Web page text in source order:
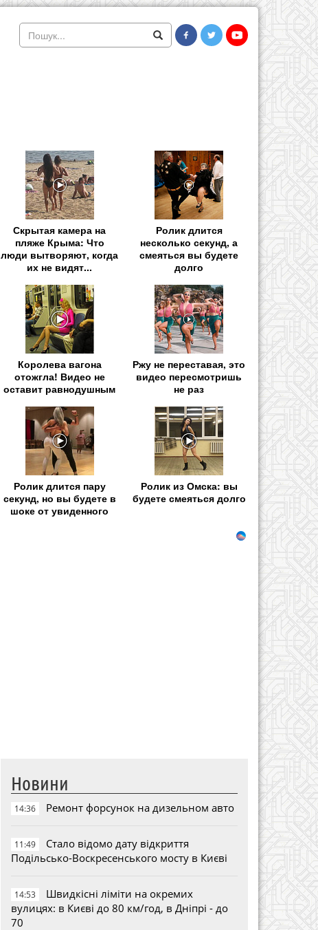
Скрытая камера на
пляже Крыма: Что
люди вытворяют, когда
их не видят...
Ролик длится
несколько секунд, а
смеяться вы будете
долго
Королева вагона
отожгла! Видео не
оставит равнодушным
Ржу не переставая, это
видео пересмотришь
не раз
Ролик длится пару
секунд, но вы будете в
шоке от увиденного
Ролик из Омска: вы
будете смеяться долго
Новини
14:36 Ремонт форсунок на дизельном авто
11:49
Стало відомо дату відкриття
Подільсько-Воскресенського мосту в Києві
14:53
Швидкісні ліміти на окремих
вулицях: в Києві до 80 км/год, в Дніпрі - до
70